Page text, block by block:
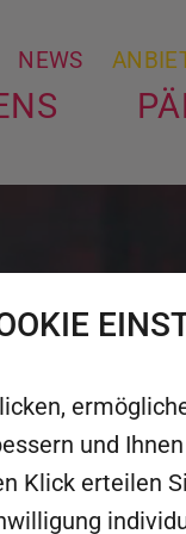
NEWS
und
Klick erteilen